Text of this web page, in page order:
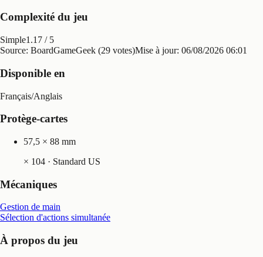
Complexité du jeu
Simple1.17 / 5
Source: BoardGameGeek (29 votes)Mise à jour: 06/08/2026 06:01
Disponible en
Français/Anglais
Protège-cartes
57,5 × 88 mm
× 104 · Standard US
Mécaniques
Gestion de main
Sélection d'actions simultanée
À propos du jeu